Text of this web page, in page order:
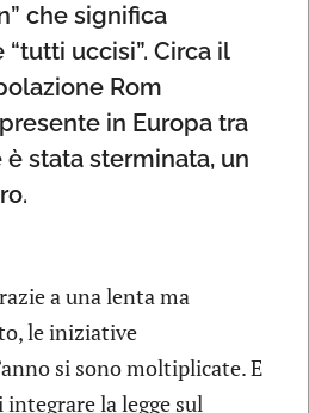
che significa
uccisi”. Circa il
Rom
in Europa tra
stata sterminata, un
a una lenta ma
le iniziative
si sono moltiplicate. E
la legge sul